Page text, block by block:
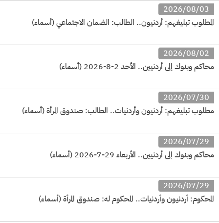
2026/08/03
المطلوب تبليغهم: أردنيون.. الطالب: الضمان الاجتماعي (أسماء)
2026/08/02
محاكم وبنوك إلى أردنيين.. الأحد 2-8-2026 (أسماء)
2026/07/30
مطلوب تبليغهم: أردنيون وأردنيات.. الطالب: صندوق المرأة (أسماء)
2026/07/29
محاكم وبنوك إلى أردنيين.. الأربعاء 29-7-2026 (أسماء)
2026/07/29
المحكوم: أردنيون وأردنيات.. المحكوم له: صندوق المرأة (أسماء)